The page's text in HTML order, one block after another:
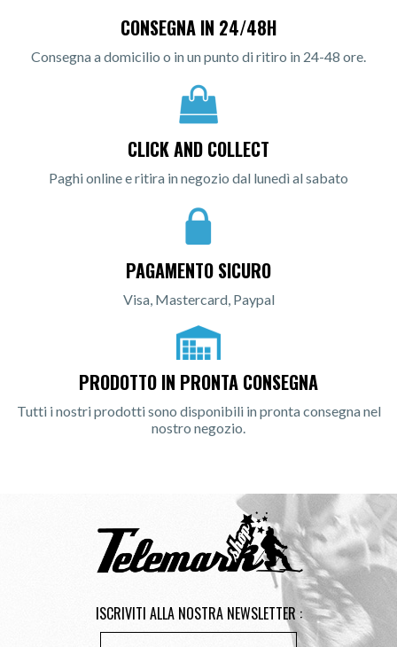
CONSEGNA IN 24/48H
Consegna a domicilio o in un punto di ritiro in 24-48 ore.
CLICK AND COLLECT
Paghi online e ritira in negozio dal lunedì al sabato
PAGAMENTO SICURO
Visa, Mastercard, Paypal
PRODOTTO IN PRONTA CONSEGNA
Tutti i nostri prodotti sono disponibili in pronta consegna nel
nostro negozio.
ISCRIVITI ALLA NOSTRA NEWSLETTER :